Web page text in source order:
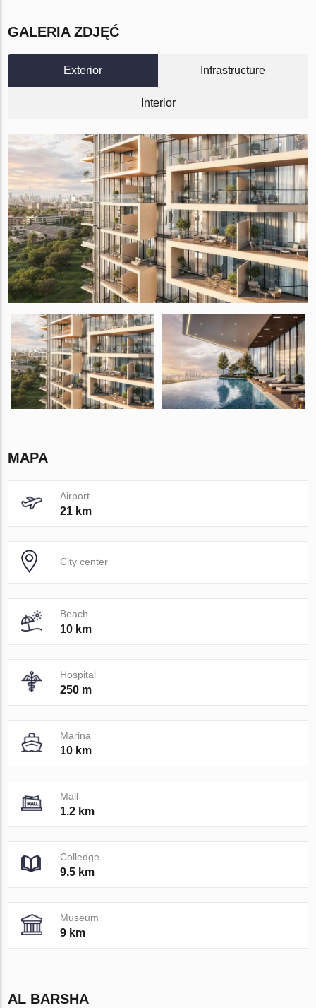
GALERIA ZDJĘĆ
Exterior Infrastructure
Interior
MAPA
Airport
21 km
City center
Beach
10 km
Hospital
250 m
Marina
10 km
Mall
1.2 km
Colledge
9.5 km
Museum
9 km
AL BARSHA